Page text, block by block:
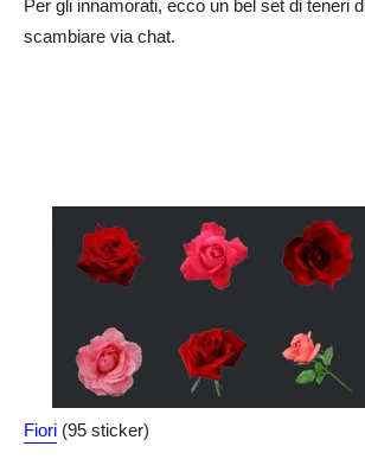
Per gli innamorati, ecco un bel set di teneri
scambiare via chat.
Fiori (95 sticker)